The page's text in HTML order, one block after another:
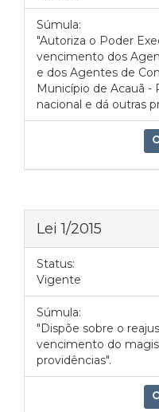
Súmula:
"Autoriza o Poder
vencimento dos
e dos Agentes de
Município de Acauã -
nacional e dá outras
Lei 1/2015
Status:
Vigente
Súmula:
"Dispõe sobre o
vencimento do
providências".